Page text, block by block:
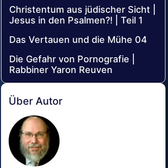
Christentum aus jüdischer Sicht |
Jesus in den Psalmen?! | Teil 1
Das Vertauen und die Mühe 04
Die Gefahr von Pornografie |
Rabbiner Yaron Reuven
Über Autor